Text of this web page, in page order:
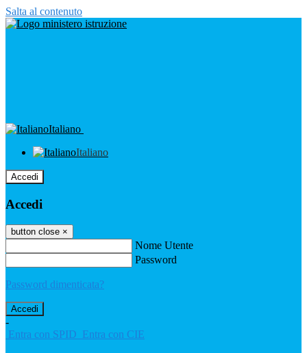
Salta al contenuto
Italiano
Italiano
Accedi
Accedi
button close ×
Nome Utente
Password
Password dimenticata?
-
Entra con SPID Entra con CIE